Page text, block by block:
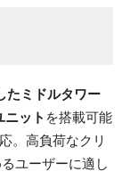
たミドルタワー
ニット を搭載可能
。高負荷なクリ
ユーザーに適し